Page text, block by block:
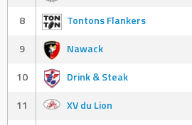
8
Tontons Flankers
9
Nawack
10
Drink & Steak
11
XV du Lion